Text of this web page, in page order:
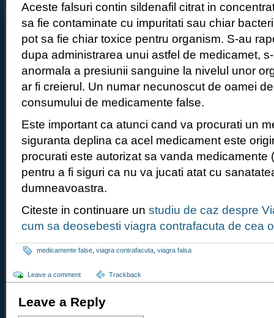
Aceste falsuri contin sildenafil citrat in
sa fie contaminate cu impuritati sau chiar
pot sa fie chiar toxice pentru organism. S-au
dupa administrarea unui astfel de medicamet,
anormala a presiunii sanguine la nivelul unor
ar fi creierul. Un numar necunoscut de oamei
consumului de medicamente false.
Este important ca atunci cand va procurati un
siguranta deplina ca acel medicament este
procurati este autorizat sa vanda medicamente
pentru a fi siguri ca nu va jucati atat cu
dumneavoastra.
Citeste in continuare un studiu de caz despre
cum sa deosebesti viagra contrafacuta de cea
medicamente false viagra contrafacuta viagra falsa
Leave a comment Trackback
Leave a Reply